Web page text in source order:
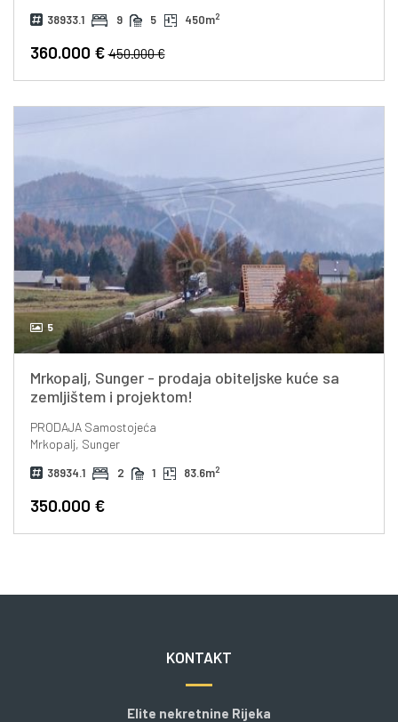
38933.1 9 5 450m2
360.000 €450.000 €
5
Mrkopalj, Sunger - prodaja obiteljske kuće sa
zemljištem i projektom!
PRODAJASamostojeća
Mrkopalj, Sunger
38934.1 2 1 83.6m2
350.000 €
KONTAKT
Elite nekretnine Rijeka